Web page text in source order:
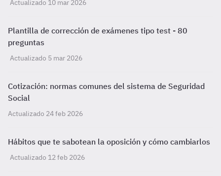
Actualizado 10 mar 2026
Plantilla de corrección de exámenes tipo test - 80
preguntas
Actualizado 5 mar 2026
Cotización: normas comunes del sistema de Seguridad
Social
Actualizado 24 feb 2026
Hábitos que te sabotean la oposición y cómo cambiarlos
Actualizado 12 feb 2026